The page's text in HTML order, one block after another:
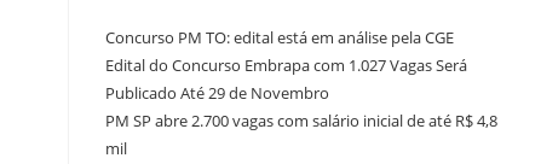
Concurso PM TO: edital está em análise pela CGE
Edital do Concurso Embrapa com 1.027 Vagas Será
Publicado Até 29 de Novembro
PM SP abre 2.700 vagas com salário inicial de até R$ 4,8
mil